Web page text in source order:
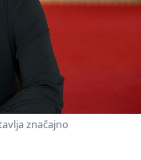
značajno